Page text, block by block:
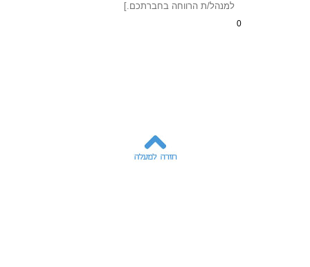
למנהל/ת הרווחה בחברתכם.]
0